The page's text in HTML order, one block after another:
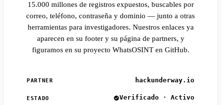
15.000 millones de registros expuestos, buscables por
correo, teléfono, contraseña y dominio — junto a otras
herramientas para investigadores. Nuestros enlaces ya
aparecen en su footer y su página de partners, y
figuramos en su proyecto WhatsOSINT en GitHub.
PARTNER hackunderway.io
ESTADO Verificado · Activo